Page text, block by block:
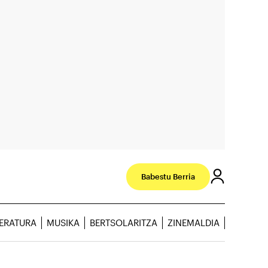
Babestu Berria
MUSIKA BERTSOLARITZA ZINEMALDIA